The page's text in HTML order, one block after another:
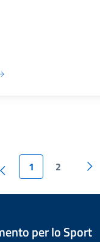
1 2
per lo Sport